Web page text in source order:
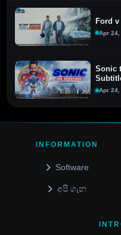
Ford v
Apr 24,
Sonic
Apr 24,
INFORMATION
Software
අපි ගැන